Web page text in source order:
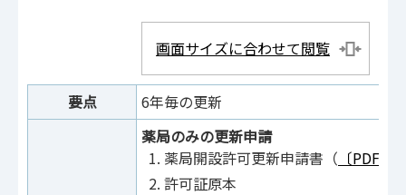
画面サイズに合わせて閲覧
要点 6年毎の更新
薬局のみの更新申請
薬局開設許可更新申請書（ 〔PDF〕
許可証原本